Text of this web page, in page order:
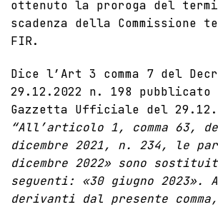
ottenuto la proroga del
scadenza della Commissione
FIR.
Dice l’ Art 3 comma 7 del
29.12.2022 n. 198
Gazzetta Ufficiale del
“All’articolo 1, comma 63,
dicembre 2021, n. 234, le
dicembre 2022» sono
seguenti: «30 giugno 2023».
derivanti dal presente